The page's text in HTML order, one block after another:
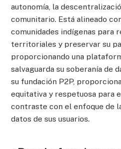
autonomía, la
comunitario. Está alineado
comunidades indígenas para
territoriales y preservar su
proporcionando una
salvaguarda su soberanía de
su fundación P2P,
equitativa y respetuosa para
contraste con el enfoque de
datos de sus usuarios.